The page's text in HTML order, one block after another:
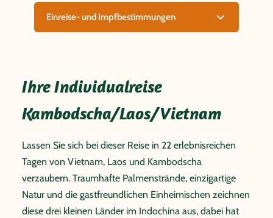
Einreise- und Impfbestimmungen
Ihre Individualreise
Kambodscha/Laos/Vietnam
Lassen Sie sich bei dieser Reise in 22 erlebnisreichen
Tagen von Vietnam, Laos und Kambodscha
verzaubern. Traumhafte Palmenstrände, einzigartige
Natur und die gastfreundlichen Einheimischen zeichnen
diese drei kleinen Länder im Indochina aus, dabei hat